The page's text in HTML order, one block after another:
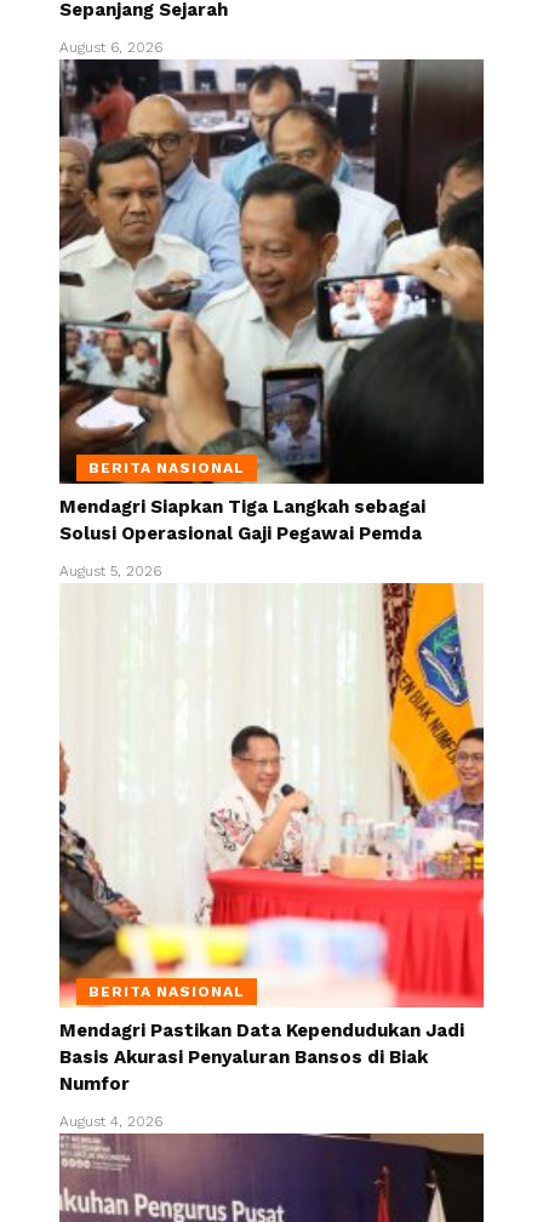
Sepanjang Sejarah
August 6, 2026
BERITA NASIONAL
Mendagri Siapkan Tiga Langkah sebagai
Solusi Operasional Gaji Pegawai Pemda
August 5, 2026
BERITA NASIONAL
Mendagri Pastikan Data Kependudukan Jadi
Basis Akurasi Penyaluran Bansos di Biak
Numfor
August 4, 2026